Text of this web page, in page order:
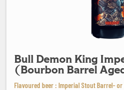
Bull Demon King
(Bourbon Barrel
Flavoured beer : Imperial Stout Barrel- or